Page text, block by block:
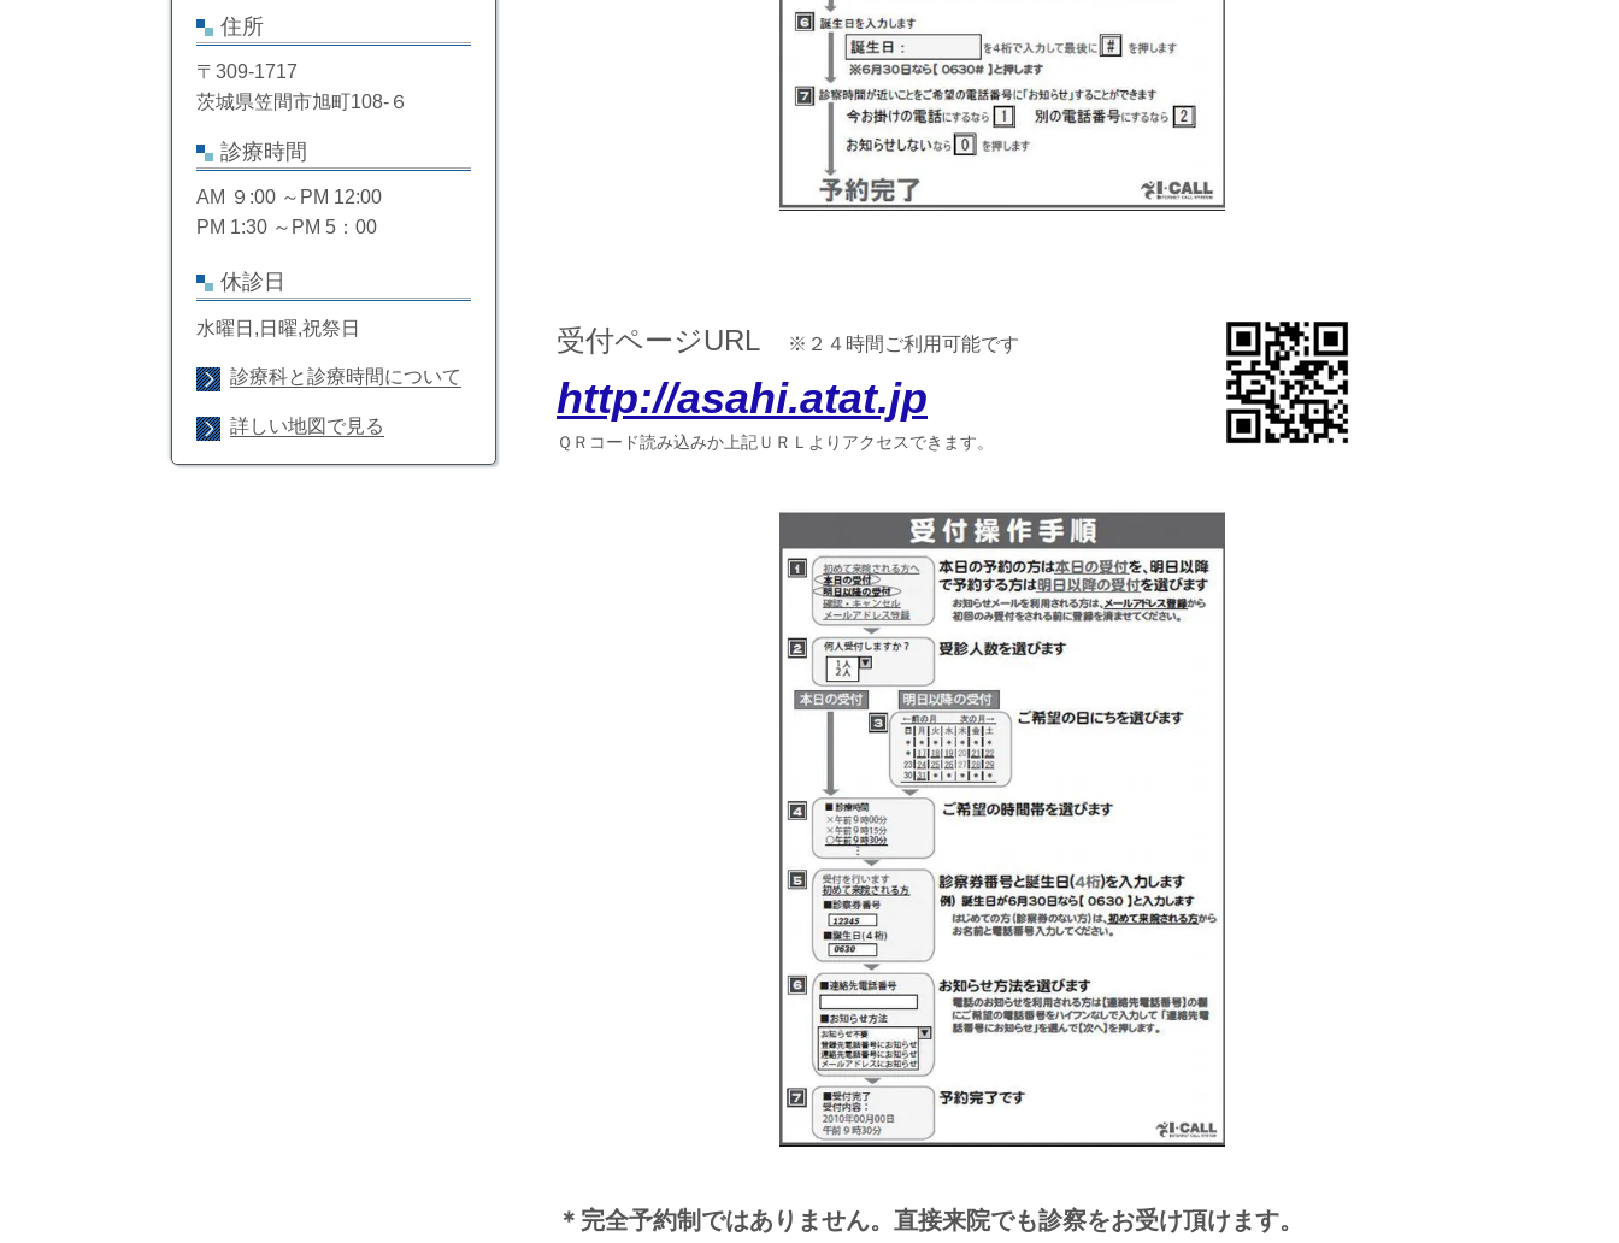
受付ページURL ※２４時間ご利用可能です
http://asahi.atat.jp
ＱＲコード読み込みか上記ＵＲＬよりアクセスできます。
＊完全予約制ではありません。直接来院でも診察をお受け頂けます。
住所
〒309-1717
茨城県笠間市旭町108-６
診療時間
AM ９:00 ～PM 12:00
PM 1:30 ～PM 5：00
休診日
水曜日,日曜,祝祭日
診療科と診療時間について
詳しい地図で見る